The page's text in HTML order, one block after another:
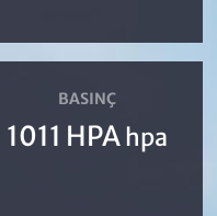
BASINÇ
1011 HPA hpa